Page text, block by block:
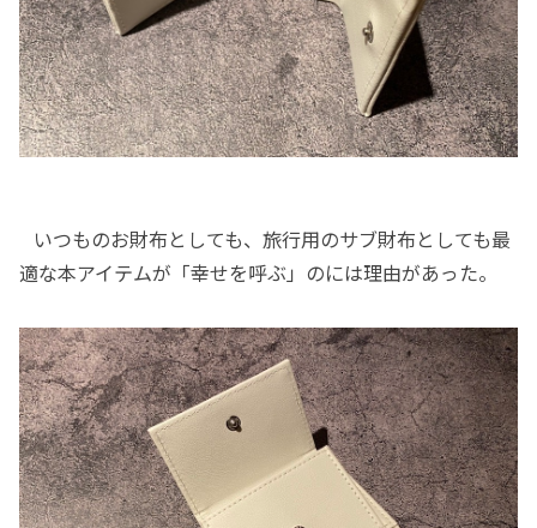
いつものお財布としても、旅行用のサブ財布としても最
適な本アイテムが「幸せを呼ぶ」のには理由があった。